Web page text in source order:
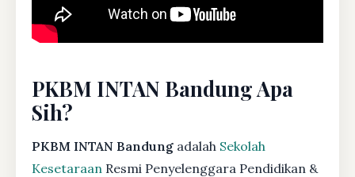
PKBM INTAN Bandung Apa
Sih?
PKBM INTAN Bandung adalah Sekolah
Kesetaraan Resmi Penyelenggara Pendidikan &